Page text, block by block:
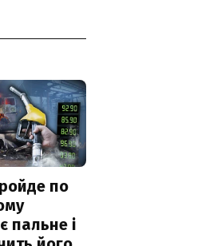
по
пальне і